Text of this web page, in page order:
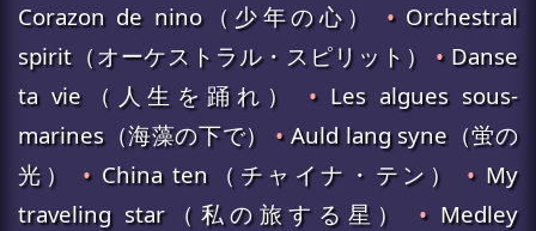
Corazon de nino（少年の心） •Orchestral
spirit（オーケストラル・スピリット） •Danse
ta vie（人生を踊れ） •Les algues sous-
marines（海藻の下で） •Auld lang syne（蛍の
光） •China ten（チャイナ・テン） •My
traveling star（私の旅する星） •Medley